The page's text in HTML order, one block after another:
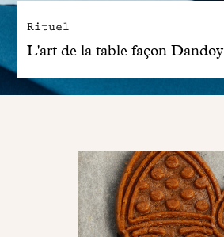
Rituel
L'art de la table façon Dandoy